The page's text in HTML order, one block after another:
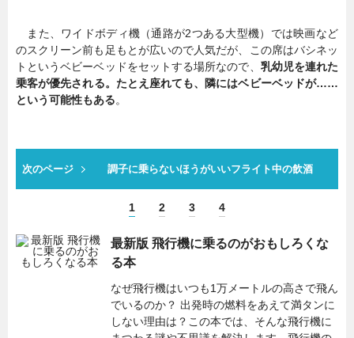
また、ワイドボディ機（通路が2つある大型機）では映画など
のスクリーン前も足もとが広いので人気だが、この席はバシネッ
トというベビーベッドをセットする場所なので、 乳幼児を連れた
乗客が優先される。たとえ座れても、隣にはベビーベッドが……
という可能性もある。
次のページ 調子に乗らないほうがいいフライト中の飲酒
1 2 3 4
最新版 飛行機に乗るのがおもしろくな
る本
なぜ飛行機はいつも1万メートルの高さで飛ん
でいるのか？ 出発時の燃料をあえて満タンに
しない理由は？この本では、そんな飛行機に